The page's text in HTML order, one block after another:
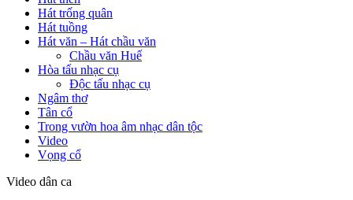
Hát trống quân
Hát tuồng
Hát văn – Hát chầu văn
Chầu văn Huế
Hòa tấu nhạc cụ
Độc tấu nhạc cụ
Ngâm thơ
Tân cổ
Trong vườn hoa âm nhạc dân tộc
Video
Vọng cổ
Video dân ca